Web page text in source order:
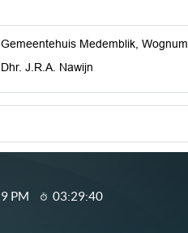
Gemeentehuis Medemblik, Wognum
Dhr. J.R.A. Nawijn